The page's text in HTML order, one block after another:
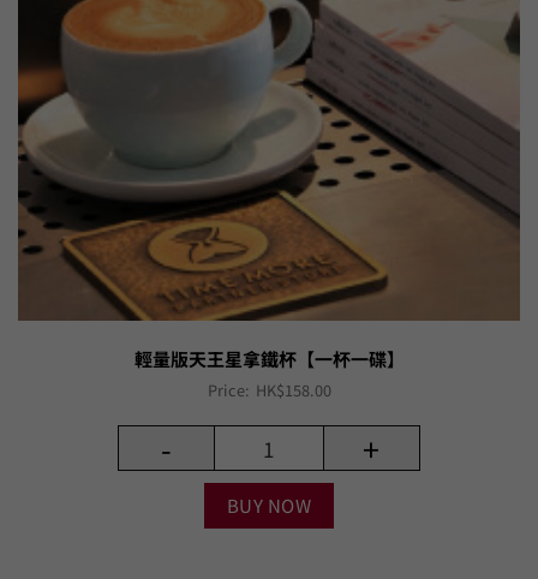
輕量版天王星拿鐵杯【一杯一碟】
Price: HK$158.00
- +
BUY NOW